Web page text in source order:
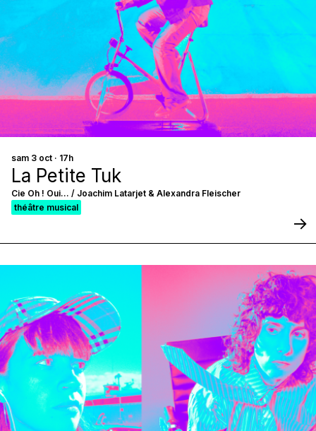
La Petite Tuk
sam 3 oct · 17h
Cie Oh ! Oui... / Joachim Latarjet & Alexandra Fleischer
théâtre musical